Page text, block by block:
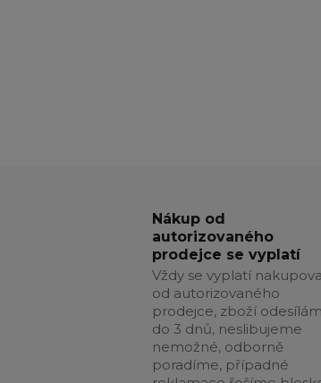
Nákup od
autorizovaného
prodejce se vyplatí
Vždy se vyplatí
od autorizovaného
prodejce, zboží
do 3 dnů, neslibujeme
nemožné, odborně
poradíme, případné